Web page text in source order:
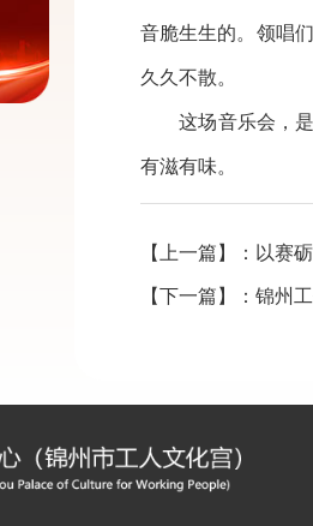
音脆生生的。领唱
久久不散。
这场音乐会，是
有滋有味。
【上一篇】：以赛
【下一篇】：锦州